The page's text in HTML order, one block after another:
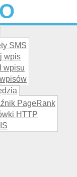
–
SMS
wpis
wpisu
PageRank
HTTP